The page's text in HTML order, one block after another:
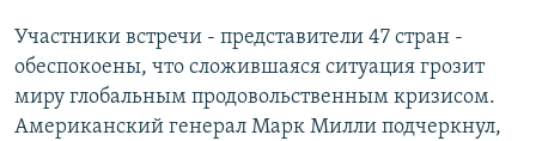
Участники встречи - представители 47 стран -
обеспокоены, что сложившаяся ситуация грозит
миру глобальным продовольственным кризисом.
Американский генерал Марк Милли подчеркнул,